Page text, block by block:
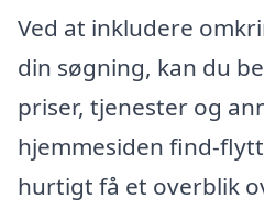
Ved at inkludere
din søgning, kan du
priser, tjenester og
hjemmesiden find-
hurtigt få et overblik